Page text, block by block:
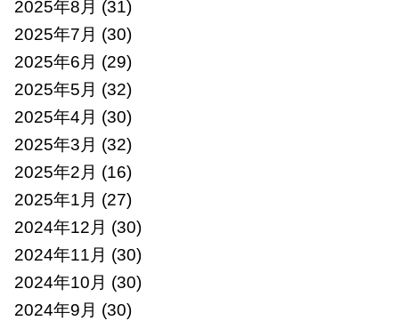
2025年8月 (31)
2025年7月 (30)
2025年6月 (29)
2025年5月 (32)
2025年4月 (30)
2025年3月 (32)
2025年2月 (16)
2025年1月 (27)
2024年12月 (30)
2024年11月 (30)
2024年10月 (30)
2024年9月 (30)